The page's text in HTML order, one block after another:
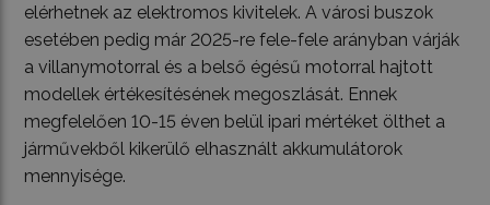
elérhetnek az elektromos kivitelek. A városi buszok
esetében pedig már 2025-re fele-fele arányban várják
a villanymotorral és a belső égésű motorral hajtott
modellek értékesítésének megoszlását. Ennek
megfelelően 10-15 éven belül ipari mértéket ölthet a
járművekből kikerülő elhasznált akkumulátorok
mennyisége.